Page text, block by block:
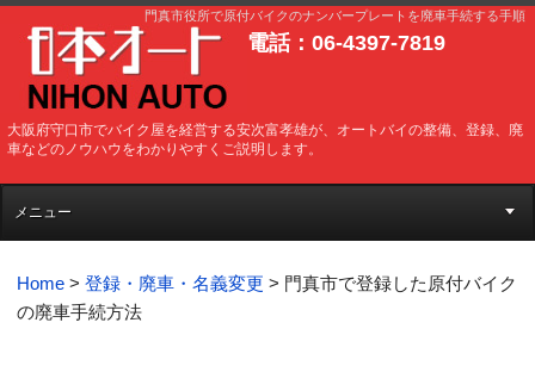
門真市役所で原付バイクのナンバープレートを廃車手続する手順
電話：06-4397-7819
大阪府守口市でバイク屋を経営する安次富孝雄が、オートバイの整備、登録、廃
車などのノウハウをわかりやすくご説明します。
メニュー
Home >登録・廃車・名義変更 > 門真市で登録した原付バイク
の廃車手続方法